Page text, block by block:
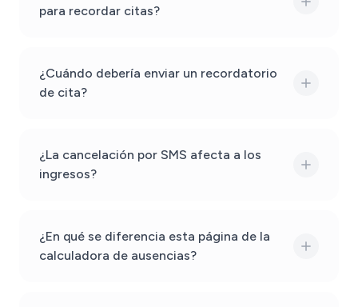
para recordar citas?
¿Cuándo debería enviar un recordatorio
de cita?
¿La cancelación por SMS afecta a los
ingresos?
¿En qué se diferencia esta página de la
calculadora de ausencias?